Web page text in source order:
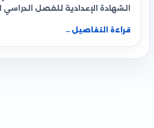
الشهادة الإعدادية للفصل الدراسي
قراءة التفاصيل ←